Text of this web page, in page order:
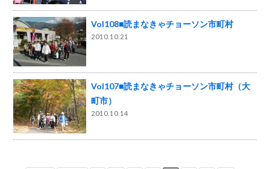
Vol108■読まなきゃチョーソン市町村
2010.10.21
Vol107■読まなきゃチョーソン市町村（大
町市）
2010.10.14